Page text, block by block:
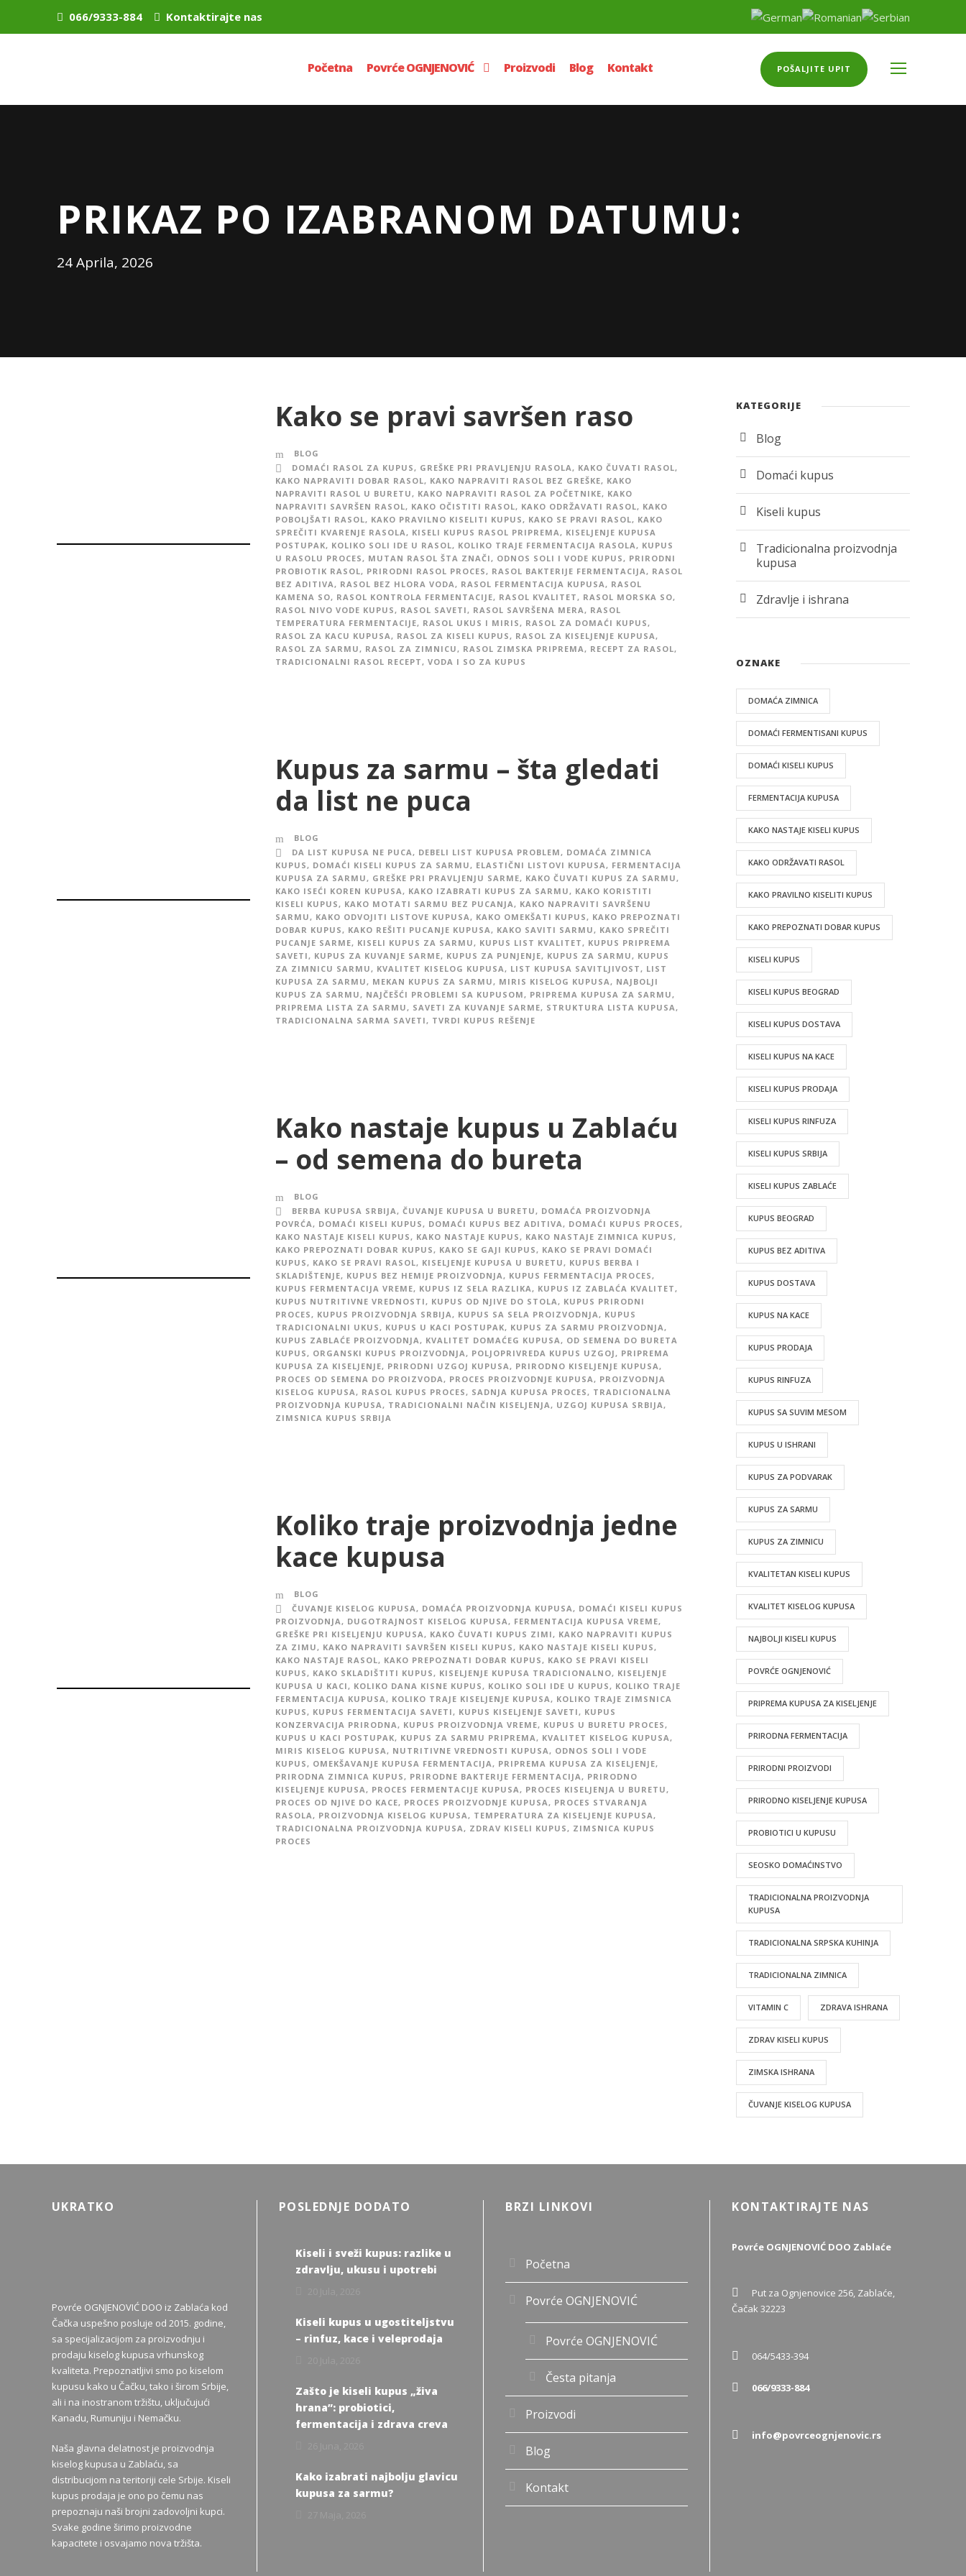
066/9333-884 Kontaktirajte nas
Početna Povrće OGNJENOVIĆ Proizvodi Blog Kontakt POŠALJITE UPIT
PRIKAZ PO IZABRANOM DATUMU:
24 Aprila, 2026
Kako se pravi savršen raso
BLOG
DOMAĆI RASOL ZA KUPUS, GREŠKE PRI PRAVLJENJU RASOLA, KAKO ČUVATI RASOL,
KAKO NAPRAVITI DOBAR RASOL, KAKO NAPRAVITI RASOL BEZ GREŠKE, KAKO
NAPRAVITI RASOL U BURETU, KAKO NAPRAVITI RASOL ZA POČETNIKE, KAKO
NAPRAVITI SAVRŠEN RASOL, KAKO OČISTITI RASOL, KAKO ODRŽAVATI RASOL, KAKO
POBOLJŠATI RASOL, KAKO PRAVILNO KISELITI KUPUS, KAKO SE PRAVI RASOL, KAKO
SPREČITI KVARENJE RASOLA, KISELI KUPUS RASOL PRIPREMA, KISELJENJE KUPUSA
POSTUPAK, KOLIKO SOLI IDE U RASOL, KOLIKO TRAJE FERMENTACIJA RASOLA, KUPUS
U RASOLU PROCES, MUTAN RASOL ŠTA ZNAČI, ODNOS SOLI I VODE KUPUS, PRIRODNI
PROBIOTIK RASOL, PRIRODNI RASOL PROCES, RASOL BAKTERIJE FERMENTACIJA, RASOL
BEZ ADITIVA, RASOL BEZ HLORA VODA, RASOL FERMENTACIJA KUPUSA, RASOL
KAMENA SO, RASOL KONTROLA FERMENTACIJE, RASOL KVALITET, RASOL MORSKA SO,
RASOL NIVO VODE KUPUS, RASOL SAVETI, RASOL SAVRŠENA MERA, RASOL
TEMPERATURA FERMENTACIJE, RASOL UKUS I MIRIS, RASOL ZA DOMAĆI KUPUS,
RASOL ZA KACU KUPUSA, RASOL ZA KISELI KUPUS, RASOL ZA KISELJENJE KUPUSA,
RASOL ZA SARMU, RASOL ZA ZIMNICU, RASOL ZIMSKA PRIPREMA, RECEPT ZA RASOL,
TRADICIONALNI RASOL RECEPT, VODA I SO ZA KUPUS
Kupus za sarmu – šta gledati
da list ne puca
BLOG
DA LIST KUPUSA NE PUCA, DEBELI LIST KUPUSA PROBLEM, DOMAĆA ZIMNICA
KUPUS, DOMAĆI KISELI KUPUS ZA SARMU, ELASTIČNI LISTOVI KUPUSA, FERMENTACIJA
KUPUSA ZA SARMU, GREŠKE PRI PRAVLJENJU SARME, KAKO ČUVATI KUPUS ZA SARMU,
KAKO ISEĆI KOREN KUPUSA, KAKO IZABRATI KUPUS ZA SARMU, KAKO KORISTITI
KISELI KUPUS, KAKO MOTATI SARMU BEZ PUCANJA, KAKO NAPRAVITI SAVRŠENU
SARMU, KAKO ODVOJITI LISTOVE KUPUSA, KAKO OMEKŠATI KUPUS, KAKO PREPOZNATI
DOBAR KUPUS, KAKO REŠITI PUCANJE KUPUSA, KAKO SAVITI SARMU, KAKO SPREČITI
PUCANJE SARME, KISELI KUPUS ZA SARMU, KUPUS LIST KVALITET, KUPUS PRIPREMA
SAVETI, KUPUS ZA KUVANJE SARME, KUPUS ZA PUNJENJE, KUPUS ZA SARMU, KUPUS
ZA ZIMNICU SARMU, KVALITET KISELOG KUPUSA, LIST KUPUSA SAVITLJIVOST, LIST
KUPUSA ZA SARMU, MEKAN KUPUS ZA SARMU, MIRIS KISELOG KUPUSA, NAJBOLJI
KUPUS ZA SARMU, NAJČEŠĆI PROBLEMI SA KUPUSOM, PRIPREMA KUPUSA ZA SARMU,
PRIPREMA LISTA ZA SARMU, SAVETI ZA KUVANJE SARME, STRUKTURA LISTA KUPUSA,
TRADICIONALNA SARMA SAVETI, TVRDI KUPUS REŠENJE
Kako nastaje kupus u Zablaću
– od semena do bureta
BLOG
BERBA KUPUSA SRBIJA, ČUVANJE KUPUSA U BURETU, DOMAĆA PROIZVODNJA
POVRĆA, DOMAĆI KISELI KUPUS, DOMAĆI KUPUS BEZ ADITIVA, DOMAĆI KUPUS PROCES,
KAKO NASTAJE KISELI KUPUS, KAKO NASTAJE KUPUS, KAKO NASTAJE ZIMNICA KUPUS,
KAKO PREPOZNATI DOBAR KUPUS, KAKO SE GAJI KUPUS, KAKO SE PRAVI DOMAĆI
KUPUS, KAKO SE PRAVI RASOL, KISELJENJE KUPUSA U BURETU, KUPUS BERBA I
SKLADIŠTENJE, KUPUS BEZ HEMIJE PROIZVODNJA, KUPUS FERMENTACIJA PROCES,
KUPUS FERMENTACIJA VREME, KUPUS IZ SELA RAZLIKA, KUPUS IZ ZABLAĆA KVALITET,
KUPUS NUTRITIVNE VREDNOSTI, KUPUS OD NJIVE DO STOLA, KUPUS PRIRODNI
PROCES, KUPUS PROIZVODNJA SRBIJA, KUPUS SA SELA PROIZVODNJA, KUPUS
TRADICIONALNI UKUS, KUPUS U KACI POSTUPAK, KUPUS ZA SARMU PROIZVODNJA,
KUPUS ZABLAĆE PROIZVODNJA, KVALITET DOMAĆEG KUPUSA, OD SEMENA DO BURETA
KUPUS, ORGANSKI KUPUS PROIZVODNJA, POLJOPRIVREDA KUPUS UZGOJ, PRIPREMA
KUPUSA ZA KISELJENJE, PRIRODNI UZGOJ KUPUSA, PRIRODNO KISELJENJE KUPUSA,
PROCES OD SEMENA DO PROIZVODA, PROCES PROIZVODNJE KUPUSA, PROIZVODNJA
KISELOG KUPUSA, RASOL KUPUS PROCES, SADNJA KUPUSA PROCES, TRADICIONALNA
PROIZVODNJA KUPUSA, TRADICIONALNI NAČIN KISELJENJA, UZGOJ KUPUSA SRBIJA,
ZIMSNICA KUPUS SRBIJA
Koliko traje proizvodnja jedne
kace kupusa
BLOG
ČUVANJE KISELOG KUPUSA, DOMAĆA PROIZVODNJA KUPUSA, DOMAĆI KISELI KUPUS
PROIZVODNJA, DUGOTRAJNOST KISELOG KUPUSA, FERMENTACIJA KUPUSA VREME,
GREŠKE PRI KISELJENJU KUPUSA, KAKO ČUVATI KUPUS ZIMI, KAKO NAPRAVITI KUPUS
ZA ZIMU, KAKO NAPRAVITI SAVRŠEN KISELI KUPUS, KAKO NASTAJE KISELI KUPUS,
KAKO NASTAJE RASOL, KAKO PREPOZNATI DOBAR KUPUS, KAKO SE PRAVI KISELI
KUPUS, KAKO SKLADIŠTITI KUPUS, KISELJENJE KUPUSA TRADICIONALNO, KISELJENJE
KUPUSA U KACI, KOLIKO DANA KISNE KUPUS, KOLIKO SOLI IDE U KUPUS, KOLIKO TRAJE
FERMENTACIJA KUPUSA, KOLIKO TRAJE KISELJENJE KUPUSA, KOLIKO TRAJE ZIMSNICA
KUPUS, KUPUS FERMENTACIJA SAVETI, KUPUS KISELJENJE SAVETI, KUPUS
KONZERVACIJA PRIRODNA, KUPUS PROIZVODNJA VREME, KUPUS U BURETU PROCES,
KUPUS U KACI POSTUPAK, KUPUS ZA SARMU PRIPREMA, KVALITET KISELOG KUPUSA,
MIRIS KISELOG KUPUSA, NUTRITIVNE VREDNOSTI KUPUSA, ODNOS SOLI I VODE
KUPUS, OMEKŠAVANJE KUPUSA FERMENTACIJA, PRIPREMA KUPUSA ZA KISELJENJE,
PRIRODNA ZIMNICA KUPUS, PRIRODNE BAKTERIJE FERMENTACIJA, PRIRODNO
KISELJENJE KUPUSA, PROCES FERMENTACIJE KUPUSA, PROCES KISELJENJA U BURETU,
PROCES OD NJIVE DO KACE, PROCES PROIZVODNJE KUPUSA, PROCES STVARANJA
RASOLA, PROIZVODNJA KISELOG KUPUSA, TEMPERATURA ZA KISELJENJE KUPUSA,
TRADICIONALNA PROIZVODNJA KUPUSA, ZDRAV KISELI KUPUS, ZIMSNICA KUPUS
PROCES
KATEGORIJE
Blog
Domaći kupus
Kiseli kupus
Tradicionalna proizvodnja
kupusa
Zdravlje i ishrana
OZNAKE
DOMAĆA ZIMNICA
DOMAĆI FERMENTISANI KUPUS
DOMAĆI KISELI KUPUS
FERMENTACIJA KUPUSA
KAKO NASTAJE KISELI KUPUS
KAKO ODRŽAVATI RASOL
KAKO PRAVILNO KISELITI KUPUS
KAKO PREPOZNATI DOBAR KUPUS
KISELI KUPUS
KISELI KUPUS BEOGRAD
KISELI KUPUS DOSTAVA
KISELI KUPUS NA KACE
KISELI KUPUS PRODAJA
KISELI KUPUS RINFUZA
KISELI KUPUS SRBIJA
KISELI KUPUS ZABLAĆE
KUPUS BEOGRAD
KUPUS BEZ ADITIVA
KUPUS DOSTAVA
KUPUS NA KACE
KUPUS PRODAJA
KUPUS RINFUZA
KUPUS SA SUVIM MESOM
KUPUS U ISHRANI
KUPUS ZA PODVARAK
KUPUS ZA SARMU
KUPUS ZA ZIMNICU
KVALITETAN KISELI KUPUS
KVALITET KISELOG KUPUSA
NAJBOLJI KISELI KUPUS
POVRĆE OGNJENOVIĆ
PRIPREMA KUPUSA ZA KISELJENJE
PRIRODNA FERMENTACIJA
PRIRODNI PROIZVODI
PRIRODNO KISELJENJE KUPUSA
PROBIOTICI U KUPUSU
SEOSKO DOMAĆINSTVO
TRADICIONALNA PROIZVODNJA
KUPUSA
TRADICIONALNA SRPSKA KUHINJA
TRADICIONALNA ZIMNICA
VITAMIN C ZDRAVA ISHRANA
ZDRAV KISELI KUPUS
ZIMSKA ISHRANA
ČUVANJE KISELOG KUPUSA
UKRATKO
Povrće OGNJENOVIĆ DOO iz Zablaća kod
Čačka uspešno posluje od 2015. godine,
sa specijalizacijom za proizvodnju i
prodaju kiselog kupusa vrhunskog
kvaliteta. Prepoznatljivi smo po kiselom
kupusu kako u Čačku, tako i širom Srbije,
ali i na inostranom tržištu, uključujući
Kanadu, Rumuniju i Nemačku.
Naša glavna delatnost je proizvodnja
kiselog kupusa u Zablaću, sa
distribucijom na teritoriji cele Srbije. Kiseli
kupus prodaja je ono po čemu nas
prepoznaju naši brojni zadovoljni kupci.
Svake godine širimo proizvodne
kapacitete i osvajamo nova tržišta.
POSLEDNJE DODATO
Kiseli i sveži kupus: razlike u
zdravlju, ukusu i upotrebi
Kiseli kupus u ugostiteljstvu
– rinfuz, kace i veleprodaja
Zašto je kiseli kupus „živa
hrana”: probiotici,
fermentacija i zdrava creva
Kako izabrati najbolju glavicu
kupusa za sarmu?
BRZI LINKOVI
Početna
Povrće OGNJENOVIĆ
Povrće OGNJENOVIĆ
Česta pitanja
Proizvodi
Blog
Kontakt
KONTAKTIRAJTE NAS
Povrće OGNJENOVIĆ DOO Zablaće
Put za Ognjenovice 256, Zablaće,
Čačak 32223
064/5433-394
066/9333-884
info@povrceognjenovic.rs